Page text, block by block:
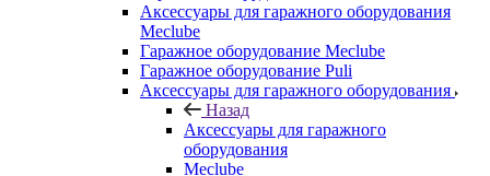
Аксессуары для гаражного оборудования
Meclube
Гаражное оборудование Meclube
Гаражное оборудование Puli
Аксессуары для гаражного оборудования
Назад
Аксессуары для гаражного
оборудования
Meclube